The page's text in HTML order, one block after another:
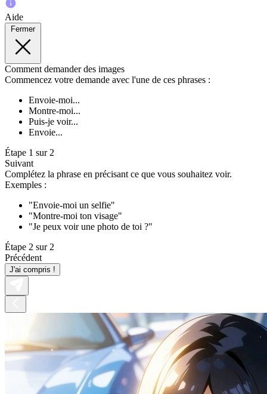
Aide
Fermer
Comment demander des images
Commencez votre demande avec l'une de ces phrases :
Envoie-moi...
Montre-moi...
Puis-je voir...
Envoie...
Étape 1 sur 2
Suivant
Complétez la phrase en précisant ce que vous souhaitez voir.
Exemples :
"Envoie-moi un selfie"
"Montre-moi ton visage"
"Je peux voir une photo de toi ?"
Étape 2 sur 2
Précédent
J'ai compris !